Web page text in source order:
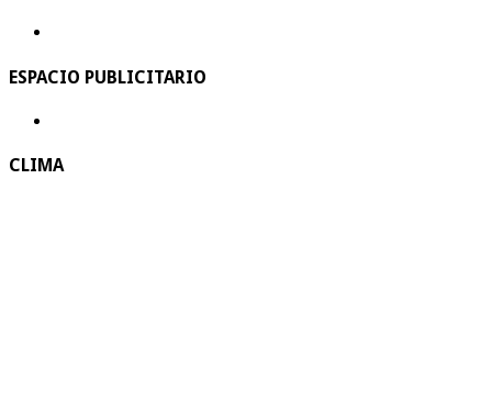
ESPACIO PUBLICITARIO
CLIMA